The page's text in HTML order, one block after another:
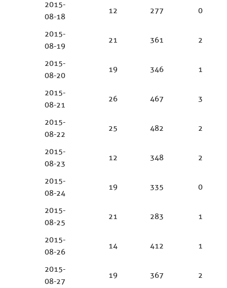
2015-
08-18
12 277 0
2015-
08-19
21 361 2
2015-
08-20
19 346 1
2015-
08-21
26 467 3
2015-
08-22
25 482 2
2015-
08-23
12 348 2
2015-
08-24
19 335 0
2015-
08-25
21 283 1
2015-
08-26
14 412 1
2015-
08-27
19 367 2